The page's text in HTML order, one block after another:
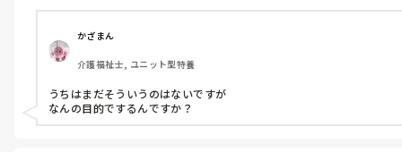
かざまん
介護福祉士, ユニット型特養
うちはまだそういうのはないですが
なんの目的でするんですか？